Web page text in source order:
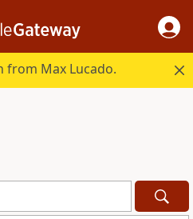
from Max Lucado.